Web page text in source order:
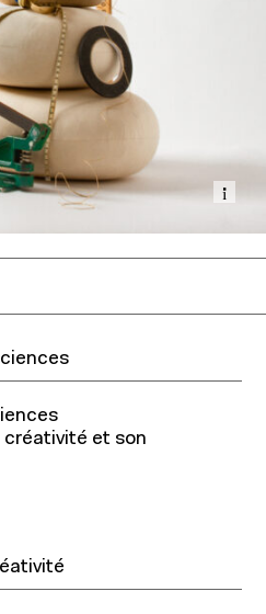
académique
créativité et son